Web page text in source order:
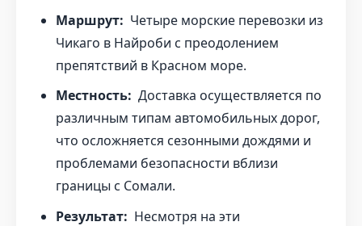
Маршрут: Четыре морские перевозки из
Чикаго в Найроби с преодолением
препятствий в Красном море.
Местность: Доставка осуществляется по
различным типам автомобильных дорог,
что осложняется сезонными дождями и
проблемами безопасности вблизи
границы с Сомали.
Результат: Несмотря на эти